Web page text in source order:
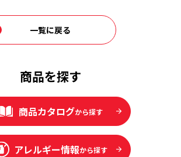
一覧に戻る
商品を探す
商品カタログから探す
アレルギー情報から探す